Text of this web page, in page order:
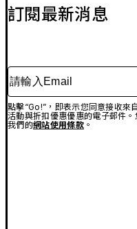
訂閱最新消息
請輸入Email
點擊“Go!”，即表示您同意接收來
活動與折扣優惠優惠的電子郵件
我們的網站使用條款。